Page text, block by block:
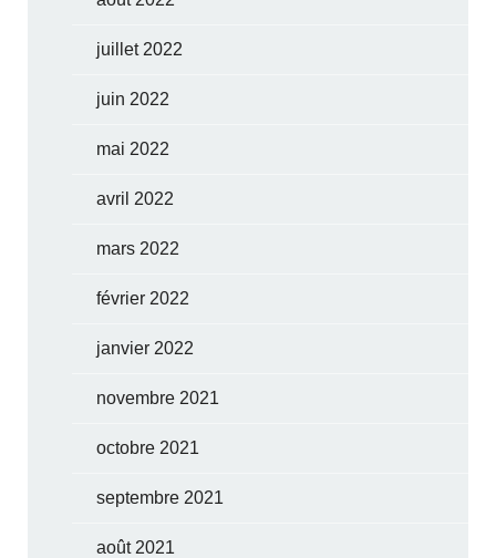
juillet 2022
juin 2022
mai 2022
avril 2022
mars 2022
février 2022
janvier 2022
novembre 2021
octobre 2021
septembre 2021
août 2021